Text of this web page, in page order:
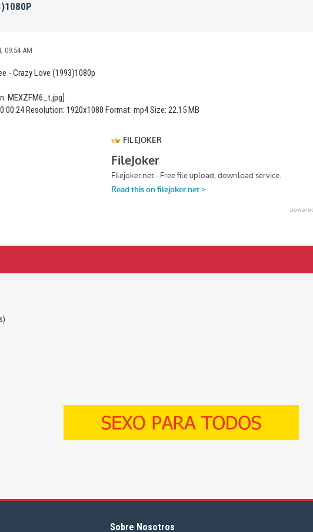
09:54 AM
- Crazy Love (1993)1080p
Resolution: 1920x1080 Format: mp4 Size: 22.15 MB
Sobre Nosotros